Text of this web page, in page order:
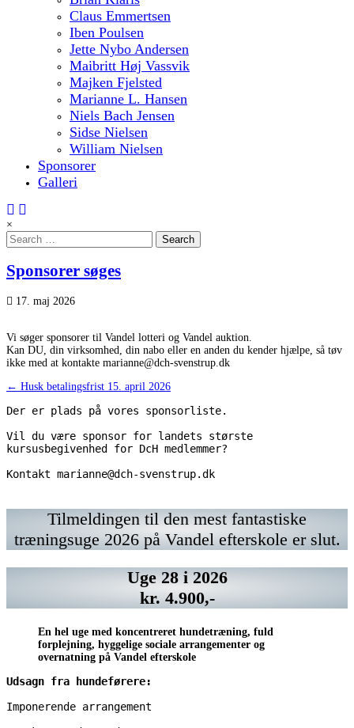
Claus Emmertsen
Iben Poulsen
Jette Nybo Andersen
Maibritt Høj Vassvik
Majken Fjelsted
Marianne L. Hansen
Niels Bach Jensen
Sidse Nielsen
William Nielsen
Sponsorer
Galleri
×
Search
for:
Sponsorer søges
17. maj 2026
Vi søger sponsorer til Vandel lotteri og Vandel auktion.
Kan DU, din virksomhed, din nabo eller en anden du kender hjælpe, så tøv
ikke med at kontakte marianne@dch-svenstrup.dk
Indlægsnavigation
← Husk betalingsfrist 15. april 2026
Der er plads på vores sponsorliste.
Vil du være sponsor for landets største
kursusbegivenhed for DcH medlemmer?
Kontakt marianne@dch-svenstrup.dk
svenstrup.dk
have
din
annonce
her?
Kontakt
marianne@dch-
svenstrup.dk
svenstrup.dk
have
din
annonce
her?
Kontakt
marianne@dch-
svenstrup.dk
Tilmeldingen til den mest fantastiske
træningsuge 2026 på Vandel efterskole er slut.
Uge 28 i 2026
kr. 4.900,-
En hel uge med koncentreret hundetræning, fuld
forplejning, hyggelige sociale arrangementer og
overnatning på Vandel efterskole
Udsagn fra hundeførere:
Imponerende arrangement